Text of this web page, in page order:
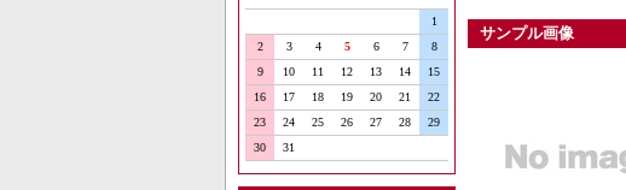
1
2
3 4 5 6 7
8
9
10 11 12 13 14
15
16
17 18 19 20 21
22
23
24 25 26 27 28
29
30
31
サンプル画像